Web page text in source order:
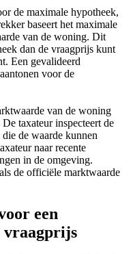
de maximale hypotheek,
baseert het maximale
van de woning. Dit
dan de vraagprijs kunt
Een gevalideerd
voor de
van de woning
taxateur inspecteert de
de waarde kunnen
naar recente
in de omgeving.
de officiële marktwaarde
een
vraagprijs